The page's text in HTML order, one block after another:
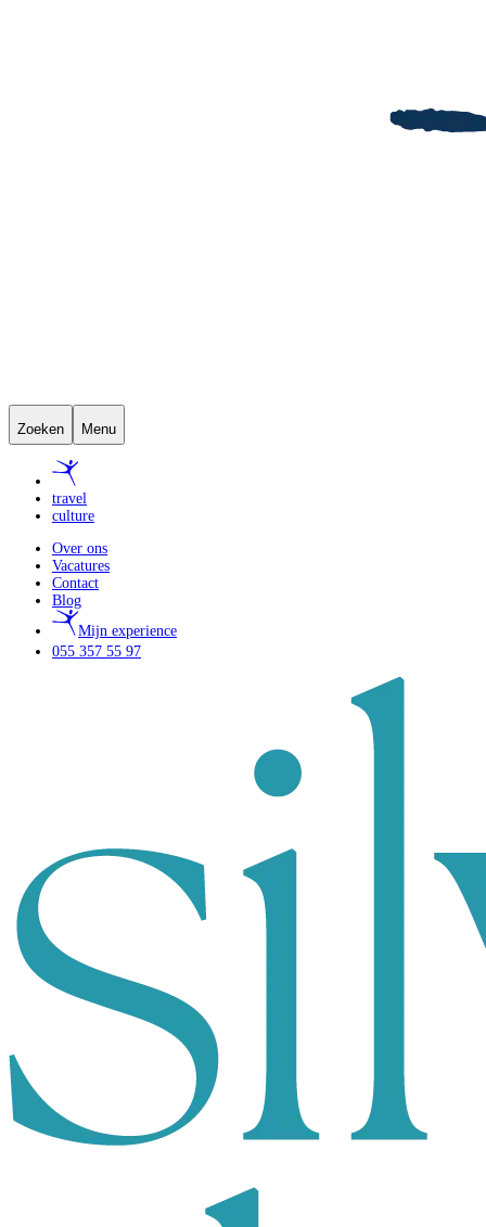
Zoeken Menu
travel
culture
Over ons
Vacatures
Contact
Blog
Mijn experience
055 357 55 97